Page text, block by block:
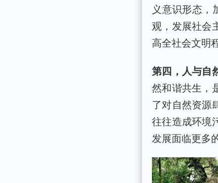
义意识形态，
观，发展社会
高全社会文明
第四，人与自
然和谐共生，
了对自然资源
往往造成环境
发展面临更多